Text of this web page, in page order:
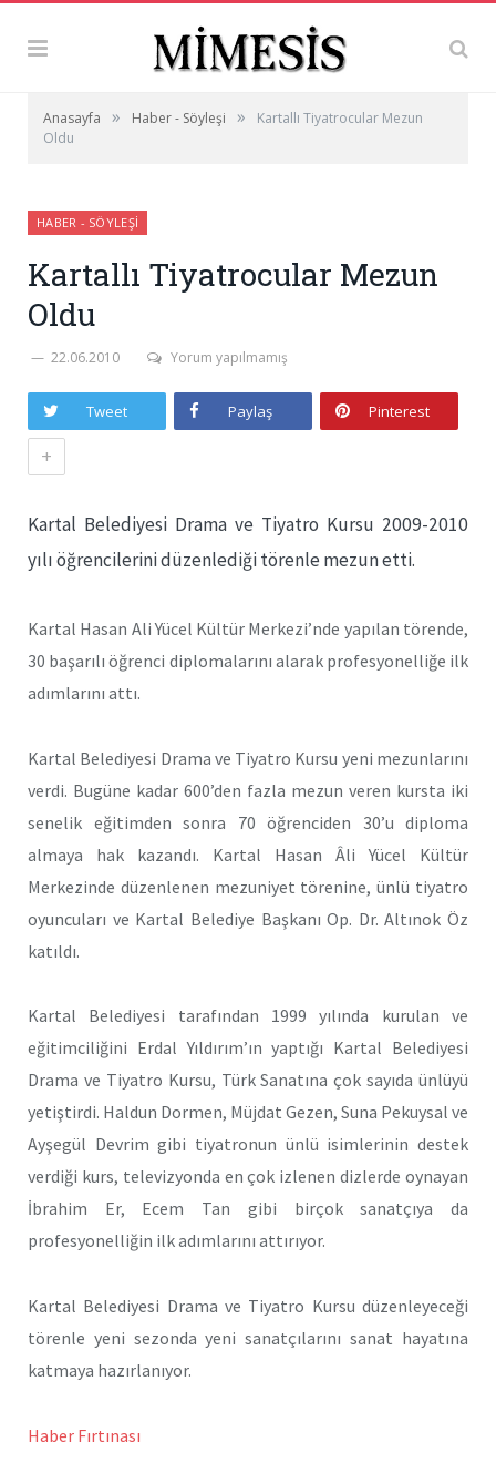
Anasayfa » Haber - Söyleşi »
Kartallı Tiyatrocular Mezun
Oldu
HABER - SÖYLEŞI
Kartallı Tiyatrocular Mezun
Oldu
22.06.2010 Yorum yapılmamış
Tweet Paylaş Pinterest
+
Kartal Belediyesi Drama ve Tiyatro Kursu 2009-2010
yılı öğrencilerini düzenlediği törenle mezun etti.
Kartal Hasan Ali Yücel Kültür Merkezi’nde yapılan törende,
30 başarılı öğrenci diplomalarını alarak profesyonelliğe ilk
adımlarını attı.
Kartal Belediyesi Drama ve Tiyatro Kursu yeni mezunlarını
verdi. Bugüne kadar 600’den fazla mezun veren kursta iki
senelik eğitimden sonra 70 öğrenciden 30’u diploma
almaya hak kazandı. Kartal Hasan Âli Yücel Kültür
Merkezinde düzenlenen mezuniyet törenine, ünlü tiyatro
oyuncuları ve Kartal Belediye Başkanı Op. Dr. Altınok Öz
katıldı.
Kartal Belediyesi tarafından 1999 yılında kurulan ve
eğitimciliğini Erdal Yıldırım’ın yaptığı Kartal Belediyesi
Drama ve Tiyatro Kursu, Türk Sanatına çok sayıda ünlüyü
yetiştirdi. Haldun Dormen, Müjdat Gezen, Suna Pekuysal ve
Ayşegül Devrim gibi tiyatronun ünlü isimlerinin destek
verdiği kurs, televizyonda en çok izlenen dizlerde oynayan
İbrahim Er, Ecem Tan gibi birçok sanatçıya da
profesyonelliğin ilk adımlarını attırıyor.
Kartal Belediyesi Drama ve Tiyatro Kursu düzenleyeceği
törenle yeni sezonda yeni sanatçılarını sanat hayatına
katmaya hazırlanıyor.
Haber Fırtınası